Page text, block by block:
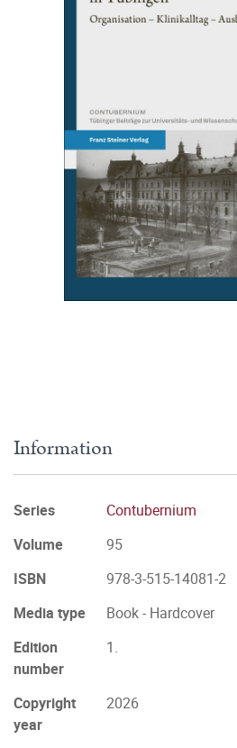
Information
Series
Contubernium
Volume
95
ISBN
978-3-515-14081-2
Media type
Book - Hardcover
Edition
number
1.
Copyright
year
2026